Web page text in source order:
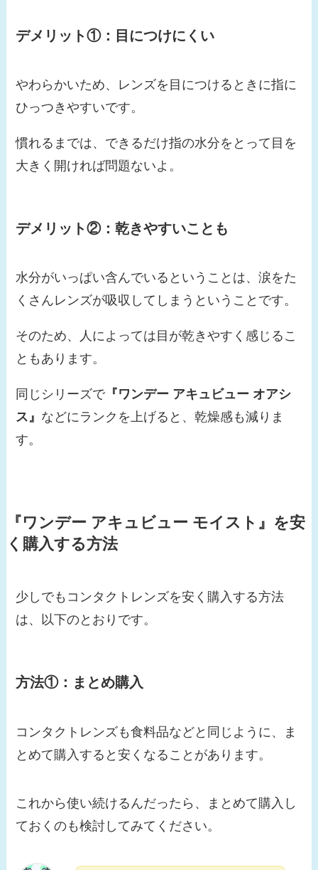
デメリット①： 目につけにくい
やわらかいため、レンズを目につけるときに指に
ひっつきやすいです。
慣れるまでは、できるだけ指の水分をとって目を
大きく開ければ問題ないよ。
デメリット②：乾きやすいことも
水分がいっぱい含んでいるということは、涙をた
くさんレンズが吸収してしまうということです。
そのため、人によっては目が乾きやすく感じるこ
ともあります。
同じシリーズで『ワンデー アキュビュー オアシ
ス』 などにランクを上げると、乾燥感も減りま
す。
『ワンデー アキュビュー モイスト』 を安
く購入する方法
少しでもコンタクトレンズを安く購入する方法
は、以下のとおりです。
方法①：まとめ購入
コンタクトレンズも食料品などと同じように、ま
とめて購入すると安くなることがあります。
これから使い続けるんだったら、まとめて購入し
ておくのも検討してみてください。